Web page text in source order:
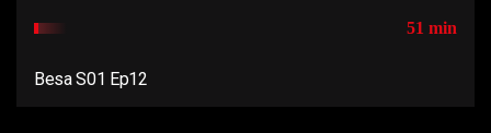
51 min
Besa S01 Ep12